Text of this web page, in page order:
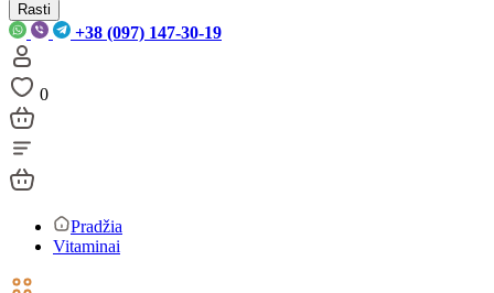
Rasti
+38 (097) 147-30-19
0
Pradžia
Vitaminai